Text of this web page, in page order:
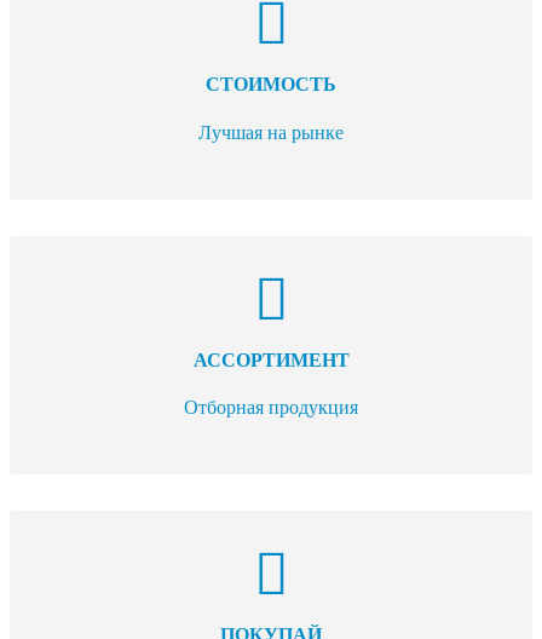
СТОИМОСТЬ
Лучшая на рынке
АССОРТИМЕНТ
Отборная продукция
ПОКУПАЙ